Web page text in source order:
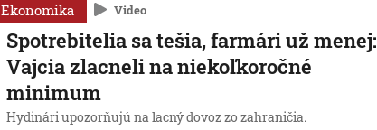
Ekonomika Video
Spotrebitelia sa tešia, farmári už menej:
Vajcia zlacneli na niekoľkoročné
minimum
Hydinári upozorňujú na lacný dovoz zo zahraničia.